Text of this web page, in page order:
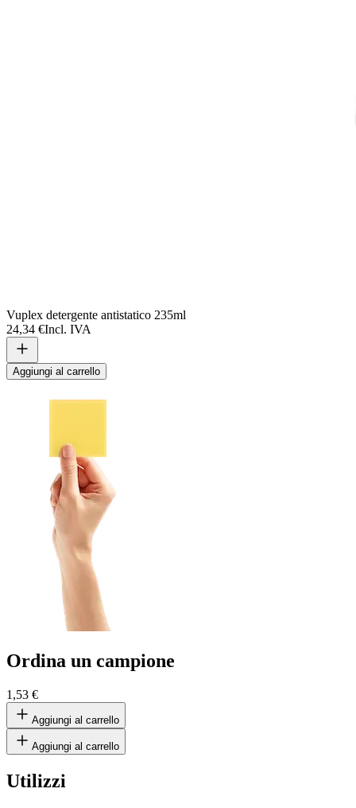
Vuplex detergente antistatico 235ml
24,34 €Incl. IVA
Aggiungi al carrello
Ordina un campione
1,53 €
Aggiungi al carrello
Aggiungi al carrello
Utilizzi